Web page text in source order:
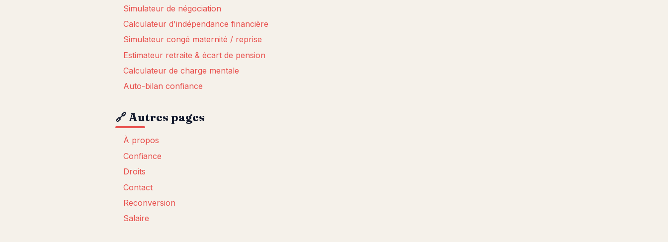
Simulateur de négociation
Calculateur d'indépendance financière
Simulateur congé maternité / reprise
Estimateur retraite & écart de pension
Calculateur de charge mentale
Auto-bilan confiance
🔗 Autres pages
À propos
Confiance
Droits
Contact
Reconversion
Salaire